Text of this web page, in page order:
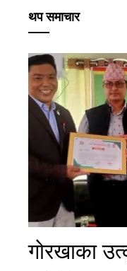
थप समाचार
गाेरखाका